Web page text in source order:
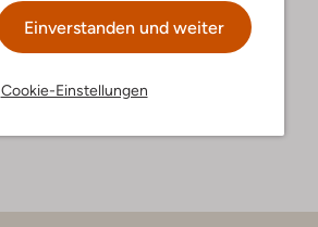
Einverstanden und weiter
Cookie-Einstellungen